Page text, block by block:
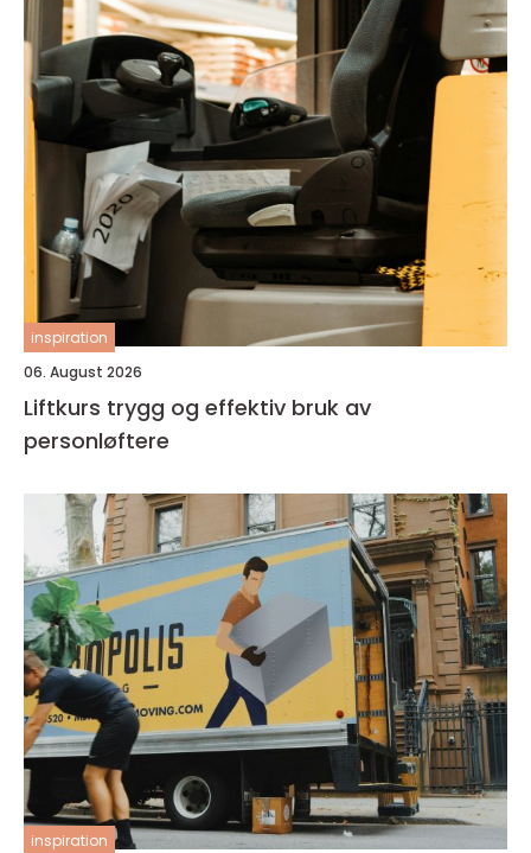
inspiration
06. August 2026
Liftkurs trygg og effektiv bruk av
personløftere
inspiration